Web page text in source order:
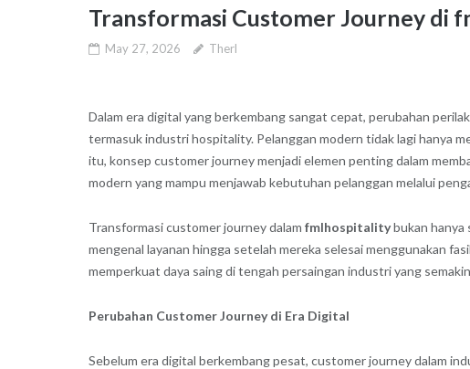
Transformasi Customer Journey di
May 27, 2026 Therl
Dalam era digital yang berkembang sangat cepat, perubahan
termasuk industri hospitality. Pelanggan modern tidak lagi hanya
itu, konsep customer journey menjadi elemen penting dalam
modern yang mampu menjawab kebutuhan pelanggan melalui
Transformasi customer journey dalam fmlhospitalitybukan hanya
mengenal layanan hingga setelah mereka selesai menggunakan
memperkuat daya saing di tengah persaingan industri yang
Perubahan Customer Journey di Era Digital
Sebelum era digital berkembang pesat, customer journey dalam